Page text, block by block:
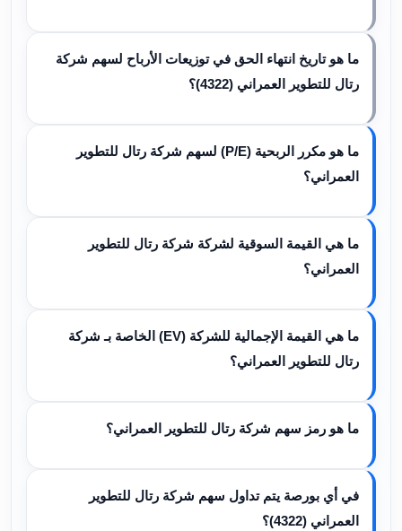
ما هو تاريخ انتهاء الحق في توزيعات الأرباح لسهم شركة
رتال للتطوير العمراني (4322)؟
ما هو مكرر الربحية (P/E) لسهم شركة رتال للتطوير
العمراني؟
ما هي القيمة السوقية لشركة شركة رتال للتطوير
العمراني؟
ما هي القيمة الإجمالية للشركة (EV) الخاصة بـ شركة
رتال للتطوير العمراني؟
ما هو رمز سهم شركة رتال للتطوير العمراني؟
في أي بورصة يتم تداول سهم شركة رتال للتطوير
العمراني (4322)؟